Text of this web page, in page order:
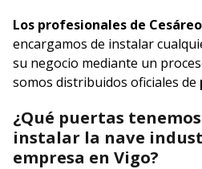
Los profesionales de
encargamos de instalar
su negocio mediante un
somos distribuidos oficiales de
¿Qué puertas
instalar la nave
empresa en Vigo?